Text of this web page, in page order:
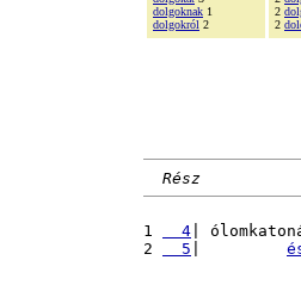
dolgoknak 1
dolgokról 2
2
2
Rész
1
  4
|
2
  5